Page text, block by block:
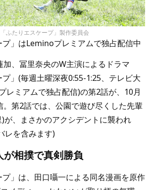
ふたりエスケープ」製作委員会
プ」はLeminoプレミアムで独占配信中
加、冨里奈央のW主演によるドラマ
プ」(毎週土曜深夜0:55-1:25、テレビ大
レミアムで独占配信)の第2話が、10月
。第2話では、公園で遊び尽くした先輩
が、まさかのアクシデントに襲われ
レを含みます)
相撲で真剣勝負
プ」は、田口囁一による同名漫画を原作